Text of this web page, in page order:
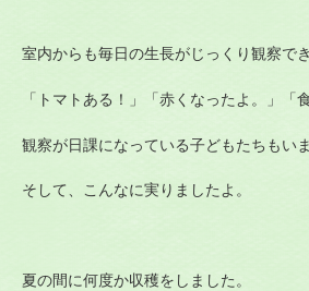
室内からも毎日の生長がじっくり観察で
「トマトある！」「赤くなったよ。」「
観察が日課になっている子どもたちもいま
そして、こんなに実りましたよ。
夏の間に何度か収穫をしました。